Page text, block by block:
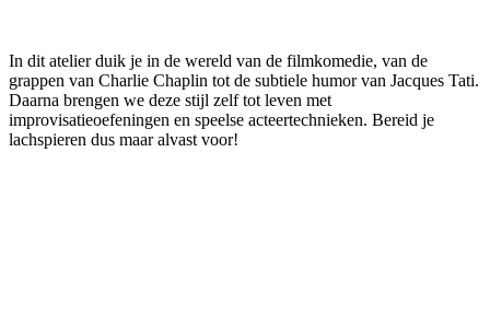
In dit atelier duik je in de wereld van de filmkomedie, van de
grappen van Charlie Chaplin tot de subtiele humor van Jacques Tati.
Daarna brengen we deze stijl zelf tot leven met
improvisatieoefeningen en speelse acteertechnieken. Bereid je
lachspieren dus maar alvast voor!